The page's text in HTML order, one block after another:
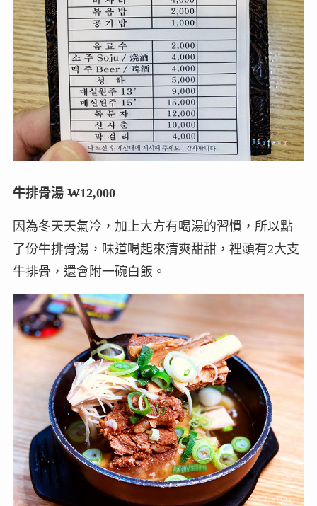
牛排骨湯 ₩12,000
因為冬天天氣冷，加上大方有喝湯的習慣，所以點
了份牛排骨湯，味道喝起來清爽甜甜，裡頭有2大支
牛排骨，還會附一碗白飯。